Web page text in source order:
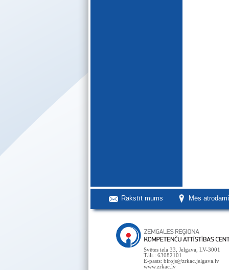
Rakstīt mums Mēs
Svētes iela 33, Jelgava, LV-3001
Tālr.: 63082101
E-pasts: birojs@zrkac.jelgava.lv
www.zrkac.lv